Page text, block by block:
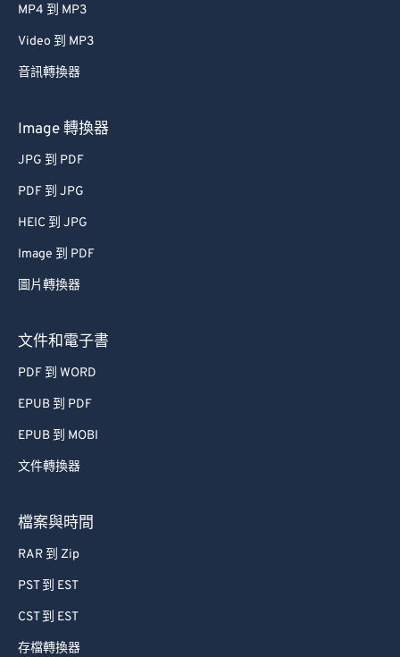
MP4 到 MP3
Video 到 MP3
音訊轉換器
Image 轉換器
JPG 到 PDF
PDF 到 JPG
HEIC 到 JPG
Image 到 PDF
圖片轉換器
文件和電子書
PDF 到 WORD
EPUB 到 PDF
EPUB 到 MOBI
文件轉換器
檔案與時間
RAR 到 Zip
PST 到 EST
CST 到 EST
存檔轉換器